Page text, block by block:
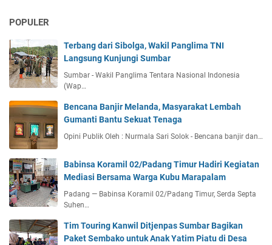
POPULER
Terbang dari Sibolga, Wakil Panglima TNI
Langsung Kunjungi Sumbar
Sumbar - Wakil Panglima Tentara Nasional Indonesia
(Wap…
Bencana Banjir Melanda, Masyarakat Lembah
Gumanti Bantu Sekuat Tenaga
Opini Publik Oleh : Nurmala Sari Solok - Bencana banjir dan…
Babinsa Koramil 02/Padang Timur Hadiri Kegiatan
Mediasi Bersama Warga Kubu Marapalam
Padang — Babinsa Koramil 02/Padang Timur, Serda Septa
Suhen…
Tim Touring Kanwil Ditjenpas Sumbar Bagikan
Paket Sembako untuk Anak Yatim Piatu di Desa